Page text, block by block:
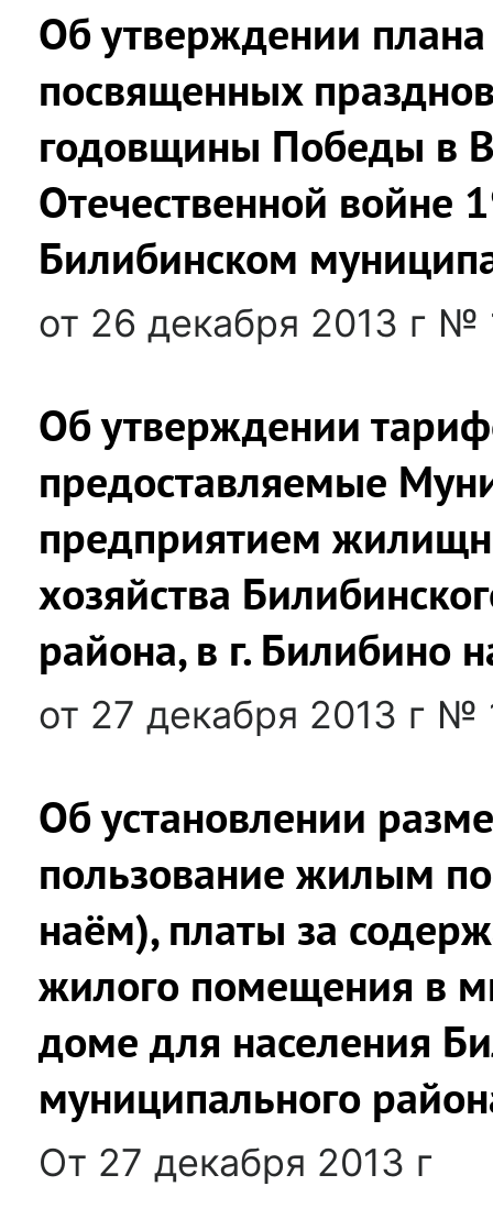
Об утверждении
посвященных
годовщины Победы в
Отечественной войне
Билибинском
от 26 декабря 2013 г №
Об утверждении
предоставляемые
предприятием
хозяйства
района, в г. Билибино
от 27 декабря 2013 г №
Об установлении
пользование жилым
наём), платы за
жилого помещения в
доме для населения
муниципального
От 27 декабря 2013 г